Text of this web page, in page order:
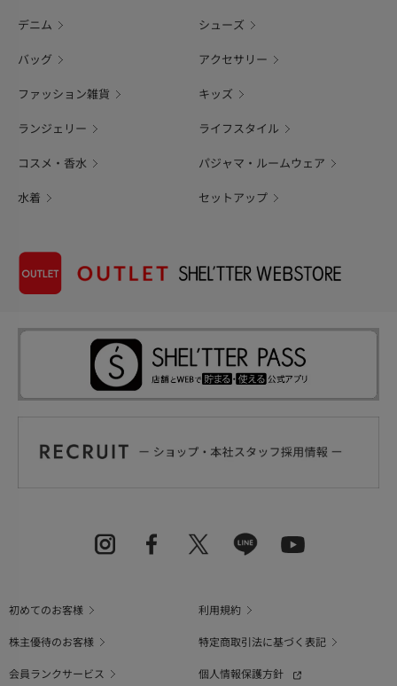
デニム シューズ
バッグ アクセサリー
ファッション雑貨 キッズ
ランジェリー ライフスタイル
コスメ・香水 パジャマ・ルームウェア
水着 セットアップ
初めてのお客様
利用規約
株主優待のお客様
特定商取引法に基づく表記
会員ランクサービス
個人情報保護方針